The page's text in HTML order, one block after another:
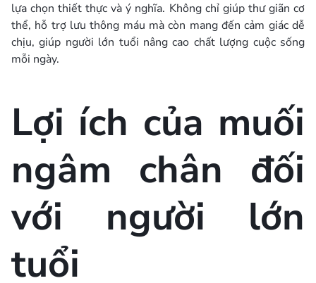
lựa chọn thiết thực và ý nghĩa. Không chỉ giúp thư giãn cơ
thể, hỗ trợ lưu thông máu mà còn mang đến cảm giác dễ
chịu, giúp người lớn tuổi nâng cao chất lượng cuộc sống
mỗi ngày.
Lợi ích của muối
ngâm chân đối
với người lớn
tuổi